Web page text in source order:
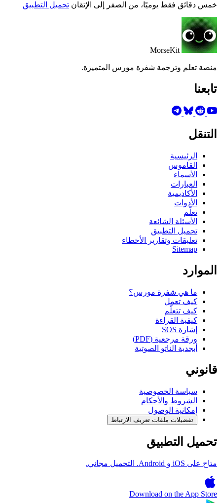
خمس دقائق فقط يوميًا، من الصفر إلى الإتقان تحميل التطبيق
MorseKit
منصة تعلم وترجمة شفرة مورس المتميزة.
تابعنا
التنقل
الرئيسية
القاموس
الأسماء
العبارات
الأكاديمية
الأدوات
تعلّم
الأسئلة الشائعة
تحميل التطبيق
تعليقات وتقارير الأخطاء
Sitemap
الموارد
ما هي شفرة مورس؟
كيف تعمل
كيف تتعلّم
كيفية القراءة
إشارة SOS
ورقة مرجعية (PDF)
أبجدية الناتو الصوتية
قانوني
سياسة الخصوصية
الشروط والأحكام
إمكانية الوصول
تفضيلات ملفات تعريف الارتباط
تحميل التطبيق
متاح على iOS و Android. التحميل مجاني.
Download on the App Store